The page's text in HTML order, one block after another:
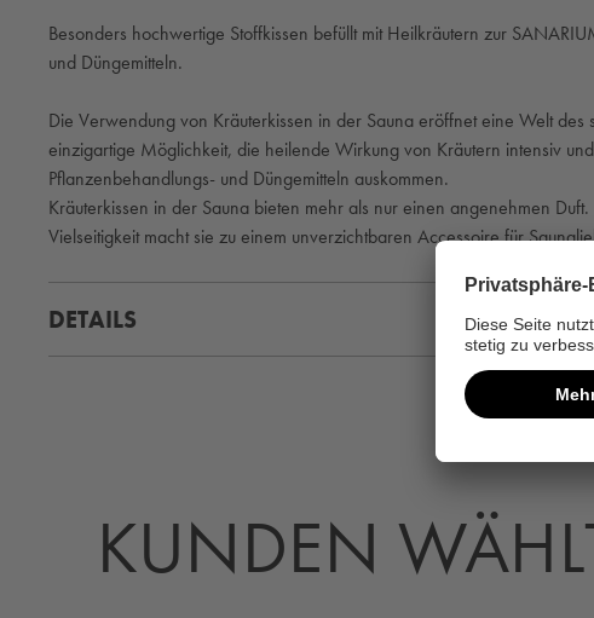
Besonders hochwertige Stoffkissen befüllt mit Heilkräutern zur
und Düngemitteln.
Die Verwendung von Kräuterkissen in der Sauna eröffnet eine Welt
einzigartige Möglichkeit, die heilende Wirkung von Kräutern intensiv
Pflanzenbehandlungs- und Düngemitteln auskommen.
Kräuterkissen in der Sauna bieten mehr als nur einen angenehmen
Vielseitigkeit macht sie zu einem unverzichtbaren Accessoire für
DETAILS
KUNDEN